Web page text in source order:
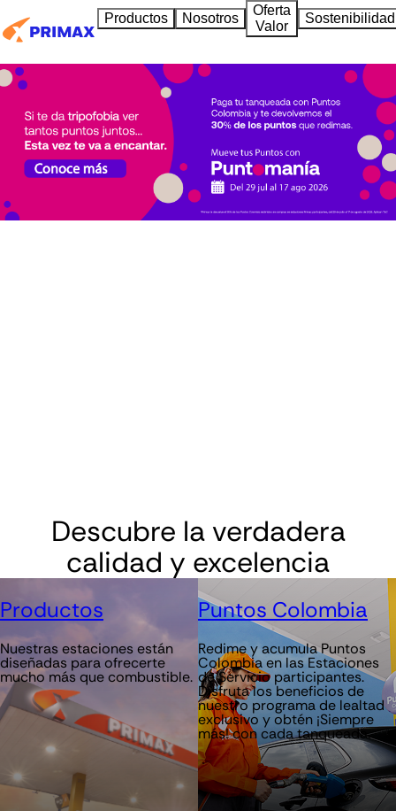
Productos Nosotros
Oferta
Valor
Sostenibilidad
Descubre la verdadera
calidad y excelencia
Productos
Nuestras estaciones están
diseñadas para ofrecerte
mucho más que combustible.
Puntos Colombia
Redime y acumula Puntos
Colombia en las Estaciones
de Servicio participantes.
Disfruta los beneficios de
nuestro programa de lealtad
exclusivo y obtén ¡Siempre
más! con cada tanqueada.